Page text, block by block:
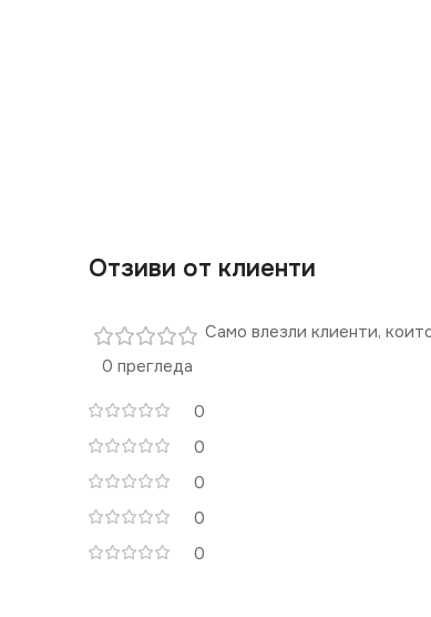
Отзиви от клиенти
0 прегледа
0
0
0
0
0
Само влезли клиенти,